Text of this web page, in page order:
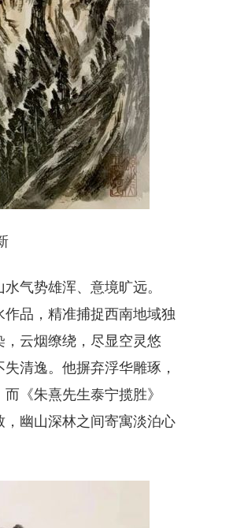
气势雄浑、意境旷远。
作品，精准捕捉西南地域独
云烟缭绕，尽显空灵悠
清逸。他摒弃浮华雕琢，
《朱熹先生泰宁揽胜》
，幽山深林之间寄寓淡泊心